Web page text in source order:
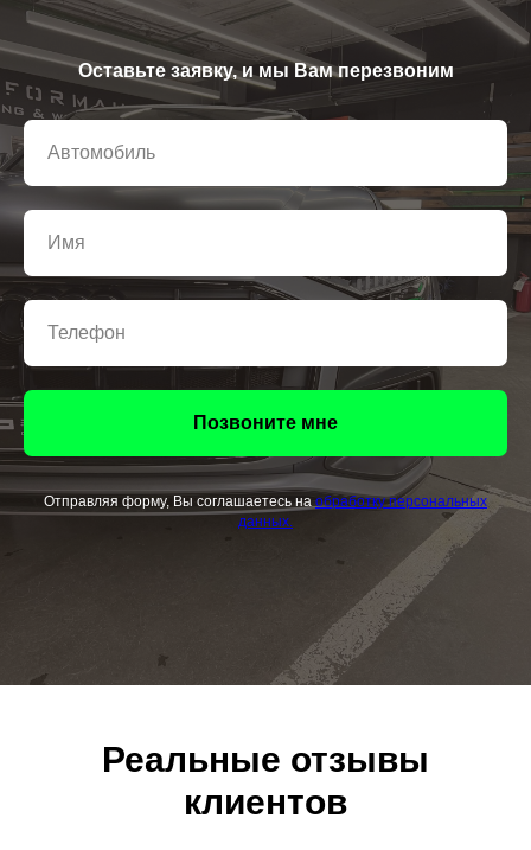
Оставьте заявку, и мы Вам перезвоним
Позвоните мне
Отправляя форму, Вы соглашаетесь на обработку персональных
данных.
Реальные отзывы
клиентов